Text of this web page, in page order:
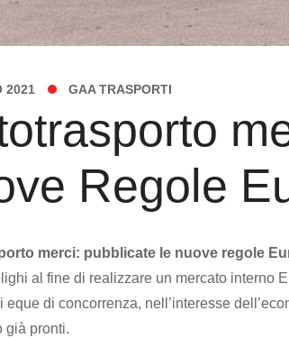
2021 GAA TRASPORTI
Regole
merci: pubblicate le nuove regole
al fine di realizzare un mercato interno
eque di concorrenza, nell’interesse
già pronti.